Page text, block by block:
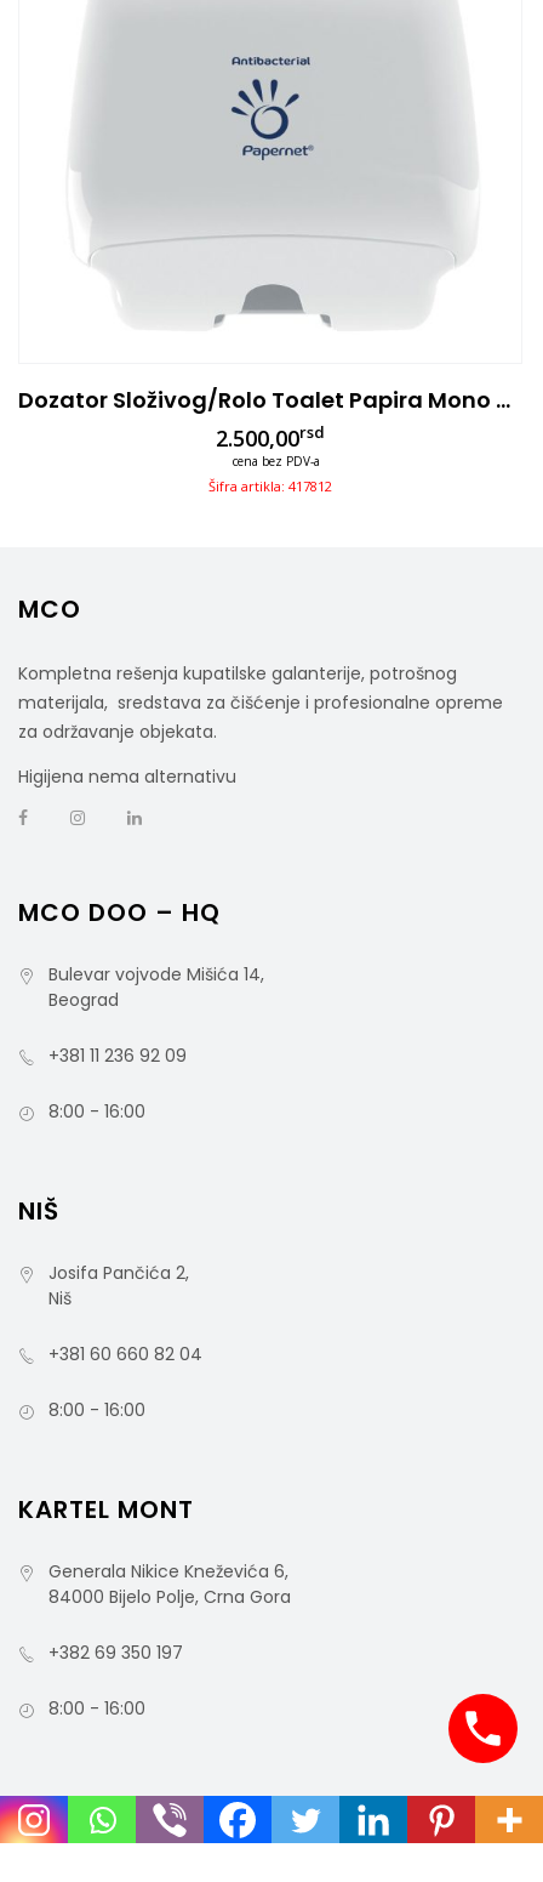
Dozator Složivog/rolo Toalet Papira Mono Roll
2.500,00rsd
cena bez PDV-a
Šifra artikla: 417812
MCO
Kompletna rešenja kupatilske galanterije, potrošnog
materijala, sredstava za čišćenje i profesionalne opreme
za održavanje objekata.
Higijena nema alternativu
MCO DOO – HQ
Bulevar vojvode Mišića 14,
Beograd
+381 11 236 92 09
8:00 - 16:00
NIŠ
Josifa Pančića 2,
Niš
+381 60 660 82 04
8:00 - 16:00
KARTEL MONT
Generala Nikice Kneževića 6,
84000 Bijelo Polje, Crna Gora
+382 69 350 197
8:00 - 16:00